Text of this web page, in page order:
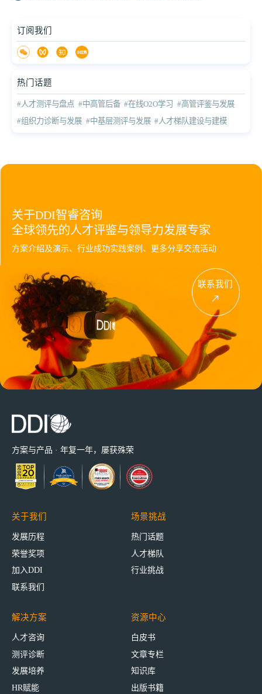
订阅我们
热门话题
#人才测评与盘点 #中高管后备 #在线O2O学习 #高管评鉴与发展
#组织力诊断与发展 #中基层测评与发展 #人才梯队建设与建模
关于DDI智睿咨询
全球领先的人才评鉴与领导力发展专家
方案介绍及演示、行业成功实践案例、更多分享交流活动
联系我们
方案与产品 · 年复一年，屡获殊荣
关于我们
发展历程
荣誉奖项
加入DDI
联系我们
场景挑战
热门话题
人才梯队
行业挑战
解决方案
人才咨询
测评诊断
发展培养
HR赋能
资源中心
白皮书
文章专栏
知识库
出版书籍